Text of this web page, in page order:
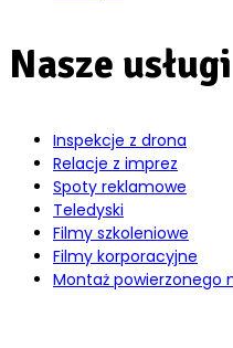
Nasze usługi
Inspekcje z drona
Relacje z imprez
Spoty reklamowe
Teledyski
Filmy szkoleniowe
Filmy korporacyjne
Montaż powierzonego